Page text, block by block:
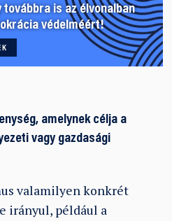
is az élvonalban
védelméért!
amelynek célja a
vagy gazdasági
valamilyen konkrét
irányul, például a